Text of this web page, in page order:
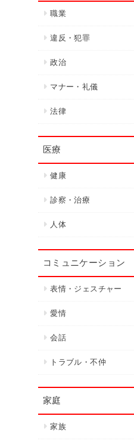
職業
違反・犯罪
政治
マナー・礼儀
法律
医療
健康
診察・治療
人体
コミュニケーション
表情・ジェスチャー
愛情
会話
トラブル・不仲
家庭
家族